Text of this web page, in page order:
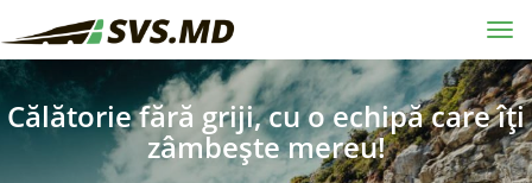
Călătorie fără griji, cu o echipă care îți
zâmbește mereu!